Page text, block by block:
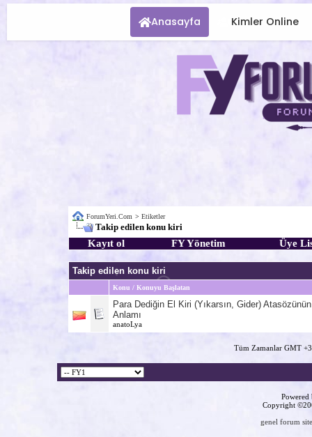
Anasayfa Kimler Online
ForumYeri.Com > Etiketler
Takip edilen konu kiri
Kayıt ol FY Yönetim Üye
Takip edilen konu kiri
Konu / Konuyu Başlatan
Para Dediğin El Kiri (Yıkarsın, Gider) Atasözünün
Anlamı
anatoLya
Tüm Zamanlar GMT
Copyright
genel forum